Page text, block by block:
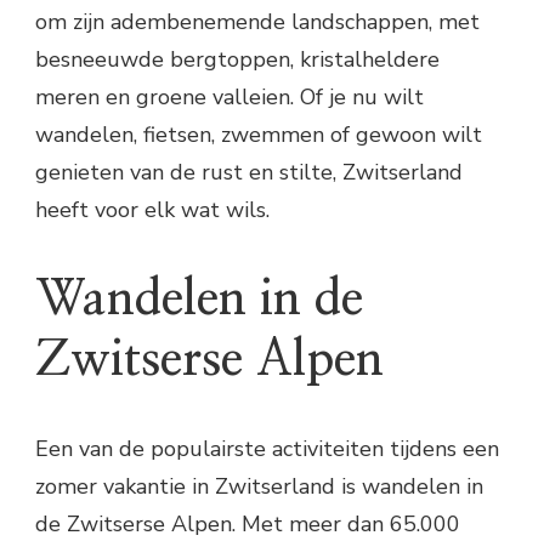
om zijn adembenemende landschappen, met
besneeuwde bergtoppen, kristalheldere
meren en groene valleien. Of je nu wilt
wandelen, fietsen, zwemmen of gewoon wilt
genieten van de rust en stilte, Zwitserland
heeft voor elk wat wils.
Wandelen in de
Zwitserse Alpen
Een van de populairste activiteiten tijdens een
zomer vakantie in Zwitserland is wandelen in
de Zwitserse Alpen. Met meer dan 65.000